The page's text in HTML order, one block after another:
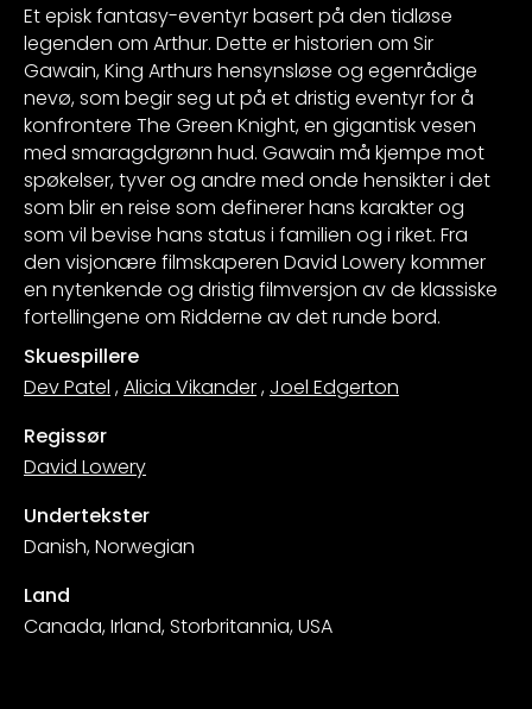
Et episk fantasy-eventyr basert på den tidløse
legenden om Arthur. Dette er historien om Sir
Gawain, King Arthurs hensynsløse og egenrådige
nevø, som begir seg ut på et dristig eventyr for å
konfrontere The Green Knight, en gigantisk vesen
med smaragdgrønn hud. Gawain må kjempe mot
spøkelser, tyver og andre med onde hensikter i det
som blir en reise som definerer hans karakter og
som vil bevise hans status i familien og i riket. Fra
den visjonære filmskaperen David Lowery kommer
en nytenkende og dristig filmversjon av de klassiske
fortellingene om Ridderne av det runde bord.
Skuespillere
Dev Patel ,Alicia Vikander, Joel Edgerton
Regissør
David Lowery
Undertekster
Danish, Norwegian
Land
Canada, Irland, Storbritannia, USA